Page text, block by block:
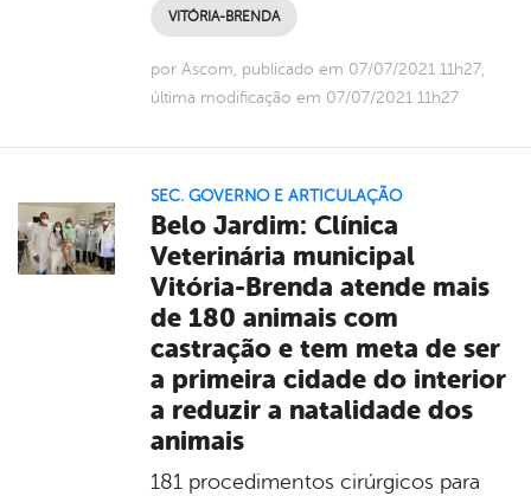
VITÓRIA-BRENDA
por Ascom, publicado em 07/07/2021 11h27,
última modificação em 07/07/2021 11h27
SEC. GOVERNO E ARTICULAÇÃO
Belo Jardim: Clínica
Veterinária municipal
Vitória-Brenda atende mais
de 180 animais com
castração e tem meta de ser
a primeira cidade do interior
a reduzir a natalidade dos
animais
181 procedimentos cirúrgicos para